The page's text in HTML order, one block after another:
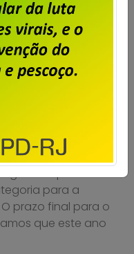
sugestão
em empresas
a partir do dia
para a
para a
prazo final para o
que este ano